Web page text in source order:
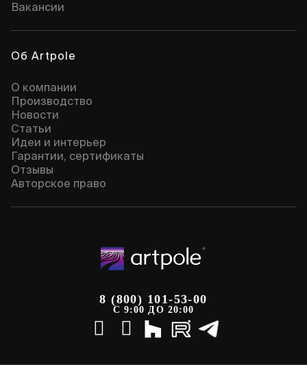
Вакансии
Об Artpole
О компании
Производство
Новости
Статьи
Идеи и интерьер
Гарантии, сертификаты
Отзывы
Авторское право
8 (800) 101-53-00
С 9:00 ДО 20:00